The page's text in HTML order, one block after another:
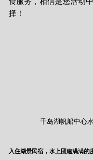
择！
千岛湖帆船中心
入住湖景民宿，水上团建满满的